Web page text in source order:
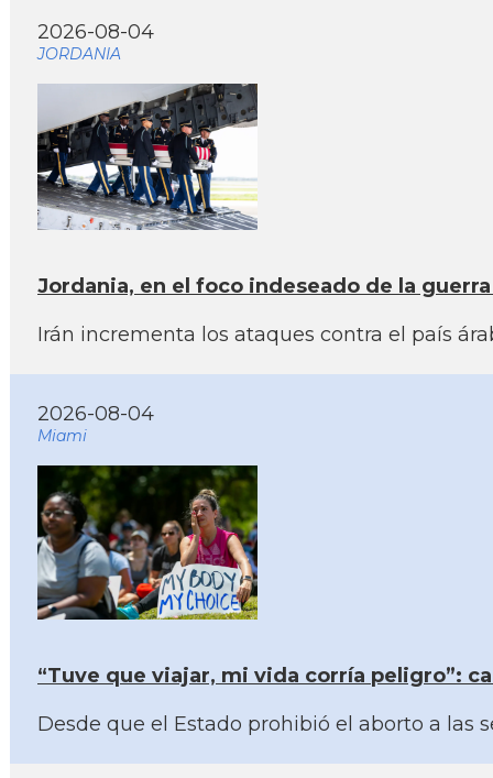
2026-08-04
JORDANIA
Jordania, en el foco indeseado de la
Irán incrementa los ataques contra el país
2026-08-04
Miami
“Tuve que viajar, mi vida corría peligro”:
Desde que el Estado prohibió el aborto a las